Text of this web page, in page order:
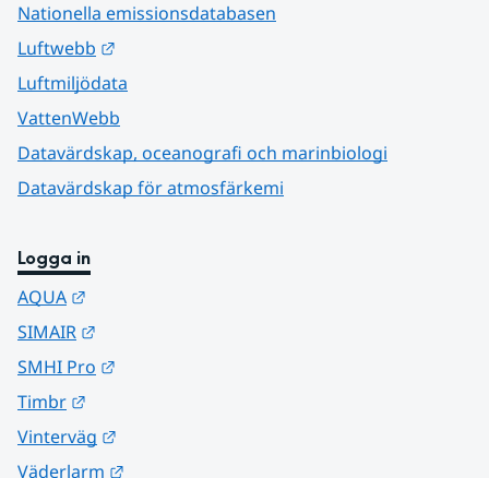
Nationella emissionsdatabasen
Luftwebb
Luftmiljödata
VattenWebb
Datavärdskap, oceanografi och marinbiologi
Datavärdskap för atmosfärkemi
Logga in
AQUA
SIMAIR
SMHI Pro
Timbr
Vinterväg
Väderlarm